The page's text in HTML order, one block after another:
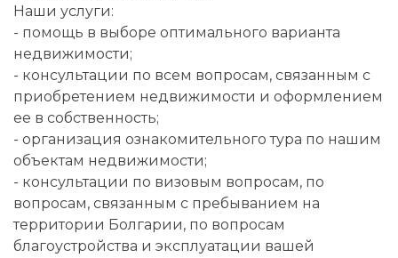
Наши услуги:
- помощь в выборе оптимального варианта
недвижимости;
- консультации по всем вопросам, связанным с
приобретением недвижимости и оформлением
ее в собственность;
- организация ознакомительного тура по нашим
объектам недвижимости;
- консультации по визовым вопросам, по
вопросам, связанным с пребыванием на
территории Болгарии, по вопросам
благоустройства и эксплуатации вашей